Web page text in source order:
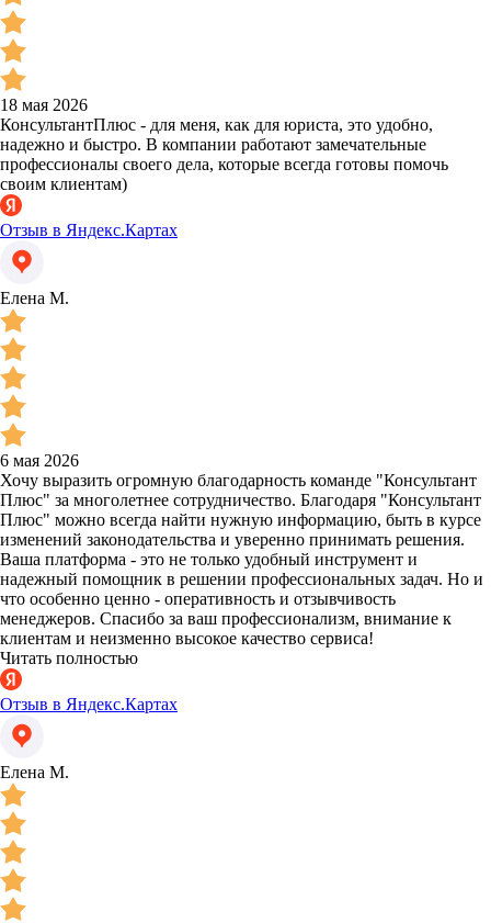
18 мая 2026
КонсультантПлюс - для меня, как для юриста, это удобно,
надежно и быстро. В компании работают замечательные
профессионалы своего дела, которые всегда готовы помочь
своим клиентам)
Отзыв в Яндекс.Картах
Елена М.
6 мая 2026
Хочу выразить огромную благодарность команде "Консультант
Плюс" за многолетнее сотрудничество. Благодаря "Консультант
Плюс" можно всегда найти нужную информацию, быть в курсе
изменений законодательства и уверенно принимать решения.
Ваша платформа - это не только удобный инструмент и
надежный помощник в решении профессиональных задач. Но и
что особенно ценно - оперативность и отзывчивость
менеджеров. Спасибо за ваш профессионализм, внимание к
клиентам и неизменно высокое качество сервиса!
Читать полностью
Отзыв в Яндекс.Картах
Елена М.